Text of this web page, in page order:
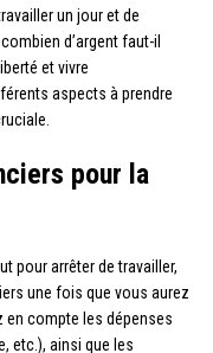
un jour et de
d’argent faut-il
et vivre
aspects à prendre
pour la
pour arrêter de travailler,
une fois que vous aurez
compte les dépenses
etc.), ainsi que les